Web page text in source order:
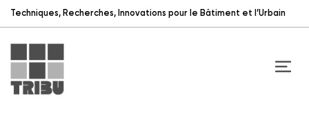
Techniques, Recherches, Innovations pour le Bâtiment et l’Urbain